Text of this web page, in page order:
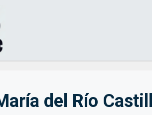
del Río